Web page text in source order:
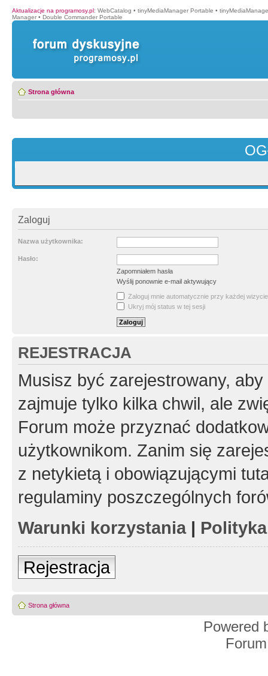
Aktualizacje na programosy.pl: WebCatalog • tinyMediaManager Portable •
Manager • Double Commander Portable
Strona główna
Zaloguj
Nazwa użytkownika:
Hasło:
Zapomniałem hasła
Wyślij ponownie e-mail aktywujący
Zaloguj mnie automatycznie przy każdej wizycie
Ukryj mój status w tej sesji
REJESTRACJA
Musisz być zarejestrowany,
zajmuje tylko kilka chwil, ale
Forum może przyznać
użytkownikom. Zanim się
z netykietą i obowiązującymi
regulaminy poszczególnych
Warunki korzystania|
Rejestracja
Strona główna
Powered